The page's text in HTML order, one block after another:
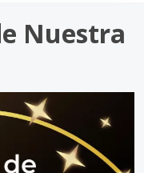
Nuestra